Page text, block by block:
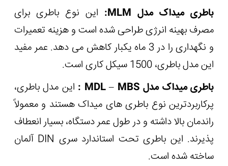
باطری میداک مدل MLM:
این نوع باطری برای
مصرف بهینه انرژی طراحی شده است و هزینه تعمیرات
و نگهداری را در 3 ماه یکبار کاهش می دهد. عمر مفید
این مدل باطری، 1500 سیکل کاری است.
باطری میداک مدل MDL – MBS :
این مدل باطری،
پرکاربردترین نوع باطری های میداک هستند و معمولاً
راندمان بالا داشته و در طول عمر دستگاه، بسیار انعطاف
پذیرند. این باطری تحت استاندارد سری DIN آلمان
ساخته شده است.